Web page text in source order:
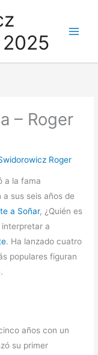
– Roger
Roger
a la fama
sus seis años de
a Soñar, ¿Quién es
interpretar a
. Ha lanzado cuatro
populares figuran
años con un
su primer